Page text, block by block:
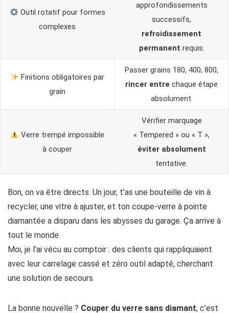
Outil rotatif pour formes
complexes
approfondissements
successifs,
refroidissement
permanent requis.
Finitions obligatoires par
grain
Passer grains 180, 400, 800,
rincer entre chaque étape
absolument.
Verre trempé impossible
à couper
Vérifier marquage
« Tempered » ou « T »,
éviter absolument
tentative.
Bon, on va être directs. Un jour, t’as une bouteille de vin à
recycler, une vitre à ajuster, et ton coupe-verre à pointe
diamantée a disparu dans les abysses du garage. Ça arrive à
tout le monde.
Moi, je l’ai vécu au comptoir : des clients qui rappliquaient
avec leur carrelage cassé et zéro outil adapté, cherchant
une solution de secours.
La bonne nouvelle ? Couper du verre sans diamant, c’est